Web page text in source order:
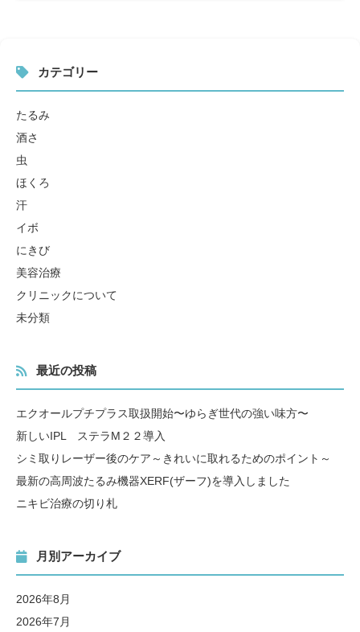
カテゴリー
たるみ
酒さ
虫
ほくろ
汗
イボ
にきび
美容治療
クリニックについて
未分類
最近の投稿
エクオールプチプラス取扱開始〜ゆらぎ世代の強い味方〜
新しいIPL ステラM２２導入
シミ取りレーザー後のケア～きれいに取れるためのポイント～
最新の高周波たるみ機器XERF(ザーフ)を導入しました
ニキビ治療の切り札
月別アーカイブ
2026年8月
2026年7月